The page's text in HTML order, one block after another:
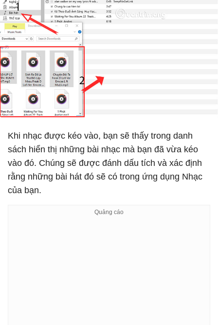
Khi nhạc được kéo vào, bạn sẽ thấy trong danh
sách hiển thị những bài nhạc mà bạn đã vừa kéo
vào đó. Chúng sẽ được đánh dấu tích và xác định
rằng những bài hát đó sẽ có trong ứng dụng Nhạc
của bạn.